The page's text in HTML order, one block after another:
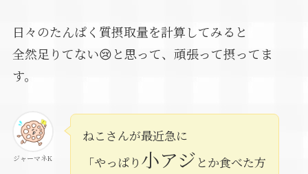
日々のたんぱく質摂取量を計算してみると
全然足りてない😢と思って、頑張って摂ってま
す。
ジャーマネK
ねこさんが最近急に
「やっぱり 小アジ とか食べた方